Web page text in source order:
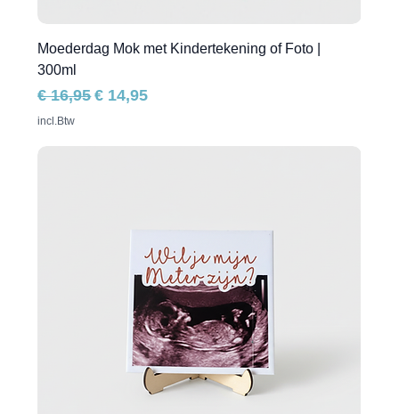
Moederdag Mok met Kindertekening of Foto |
300ml
Normale prijs
€ 16,95Verkoopprijs
€ 14,95
incl.Btw